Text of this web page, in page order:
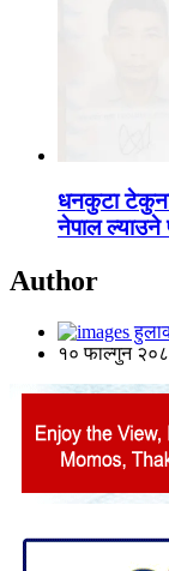
धनकुटा
नेपाल ल्याउने
Author
१० फाल्गुन